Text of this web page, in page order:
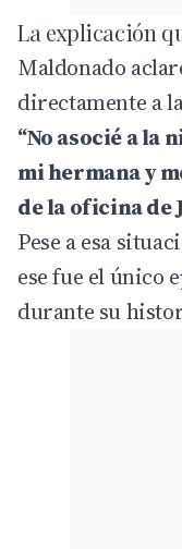
La explicación
Maldonado
directamente a
“No asocié a la
mi hermana y
de la oficina de
Pese a esa
ese fue el único
durante su